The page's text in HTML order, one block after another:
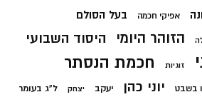
אפיקי חכמה בעל הסולם
הזוהר היומי היסוד השבועי
זוגיות חכמת הנסתר
בשבט יוני כהן יעקב יצחק ל"ג בעומר